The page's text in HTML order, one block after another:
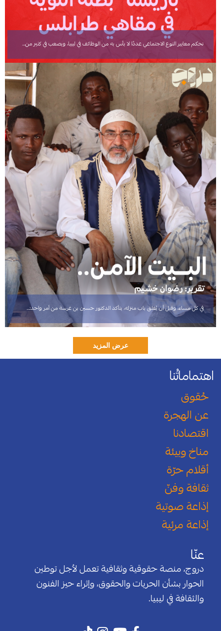
تحكم معايير النوع الاجتماعي عددًا لا بأس به من الوظائف في ليبيا، ويصعب في كثير من…
في كل مساء، وقبل أن يُغلق باب منزله، يتأكد الدكتور حسين بن غرسة من أمر واحد:…
اهتماماتُنا
حُقوق
عن الهجرة
اقتصادنا
مناخ وبيئة
أقلام حرّة
ثقافة وفنّ
إذاعة صوتية
إذاعة مرئية
عنّا
دروج، منصة حقوقية وثقافية تعمل لأجل توطين
الحوار بشأن الحريات والحقوق، وإثراء حيز الفنون
والثقافة في ليبيا.